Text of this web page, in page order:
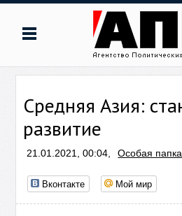
Средняя Азия:
развитие
21.01.2021, 00:04, Особая папка
Вконтакте Мой мир